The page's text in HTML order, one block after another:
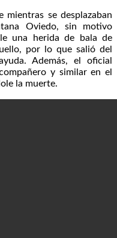
mientras se desplazaban
Oviedo, sin motivo
una herida de bala de
por lo que salió del
Además, el oficial
y similar en el
la muerte.